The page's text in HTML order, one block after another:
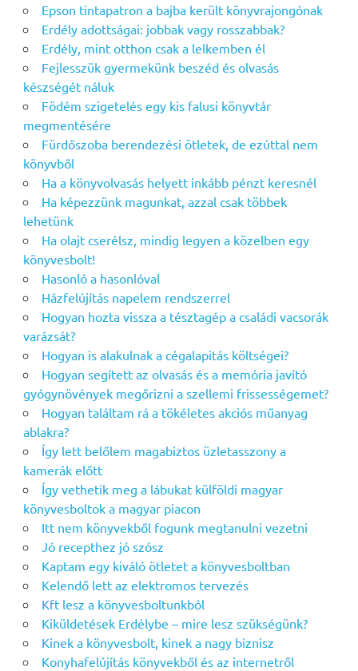
Epson tintapatron a bajba került könyvrajongónak
Erdély adottságai: jobbak vagy rosszabbak?
Erdély, mint otthon csak a lelkemben él
Fejlesszük gyermekünk beszéd és olvasás
készségét náluk
Födém szigetelés egy kis falusi könyvtár
megmentésére
Fürdőszoba berendezési ötletek, de ezúttal nem
könyvből
Ha a könyvolvasás helyett inkább pénzt keresnél
Ha képezzünk magunkat, azzal csak többek
lehetünk
Ha olajt cserélsz, mindig legyen a közelben egy
könyvesbolt!
Hasonló a hasonlóval
Házfelújítás napelem rendszerrel
Hogyan hozta vissza a tésztagép a családi vacsorák
varázsát?
Hogyan is alakulnak a cégalapitás költségei?
Hogyan segített az olvasás és a memória javító
gyógynövények megőrizni a szellemi frissességemet?
Hogyan találtam rá a tökéletes akciós műanyag
ablakra?
Így lett belőlem magabiztos üzletasszony a
kamerák előtt
Így vethetik meg a lábukat külföldi magyar
könyvesboltok a magyar piacon
Itt nem könyvekből fogunk megtanulni vezetni
Jó recepthez jó szósz
Kaptam egy kiváló ötletet a könyvesboltban
Kelendő lett az elektromos tervezés
Kft lesz a könyvesboltunkból
Kiküldetések Erdélybe – mire lesz szükségünk?
Kinek a könyvesbolt, kinek a nagy biznisz
Konyhafelújítás könyvekből és az internetről